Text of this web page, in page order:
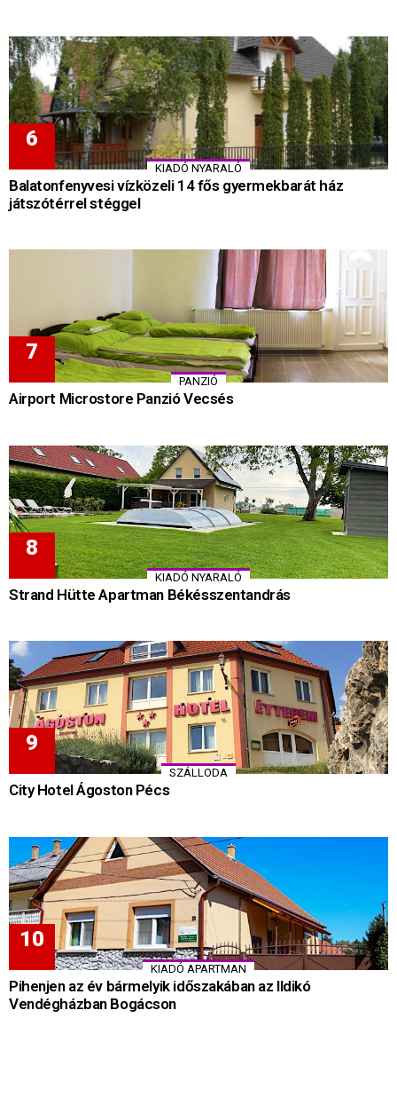
KIADÓ NYARALÓ
Balatonfenyvesi vízközeli 14 fős gyermekbarát ház
játszótérrel stéggel
PANZIÓ
Airport Microstore Panzió Vecsés
KIADÓ NYARALÓ
Strand Hütte Apartman Békésszentandrás
SZÁLLODA
City Hotel Ágoston Pécs
KIADÓ APARTMAN
Pihenjen az év bármelyik időszakában az Ildikó
Vendégházban Bogácson